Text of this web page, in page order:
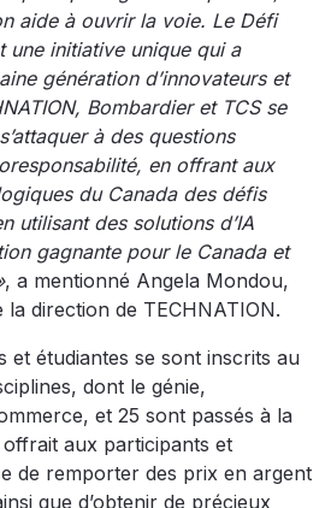
aide à ouvrir la voie. Le Défi
une initiative unique qui a
génération d’innovateurs et
Bombardier et TCS se
à des questions
en offrant aux
du Canada des défis
utilisant des solutions d’IA
gagnante pour le Canada et
, a mentionné Angela Mondou,
direction de TECHNATION.
et étudiantes se sont inscrits au
dont le génie,
et 25 sont passés à la
aux participants et
de remporter des prix en argent
que d’obtenir de précieux